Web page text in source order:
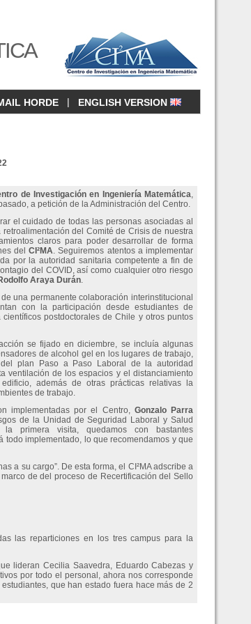
HORDE | ENGLISH VERSION
de Investigación en Ingeniería Matemática,
a petición de la Administración del Centro.
el cuidado de todas las personas asociadas al
del Comité de Crisis de nuestra
claros para poder desarrollar de forma
del CI²MA. Seguiremos atentos a implementar
por la autoridad sanitaria competente a fin de
del COVID, así como cualquier otro riesgo
Araya Durán.
una permanente colaboración interinstitucional
con la participación desde estudiantes de
postdoctorales de Chile y otros puntos
se fijado en diciembre, se incluía algunas
de alcohol gel en los lugares de trabajo,
plan Paso a Paso Laboral de la autoridad
ventilación de los espacios y el distanciamiento
además de otras prácticas relativas la
de trabajo.
implementadas por el Centro, Gonzalo Parra
de la Unidad de Seguridad Laboral y Salud
primera visita, quedamos con bastantes
implementado, lo que recomendamos y que
a su cargo”. De esta forma, el CI²MA adscribe a
de del proceso de Recertificación del Sello
las reparticiones en los tres campus para la
lideran Cecilia Saavedra, Eduardo Cabezas y
por todo el personal, ahora nos corresponde
que han estado fuera hace más de 2